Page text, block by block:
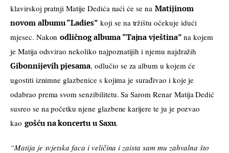
klavirskoj pratnji Matije Dedića naći će se na Matijinom
novom albumu “Ladies” koji se na tržištu očekuje idući
mjesec. Nakon odličnog albuma “Tajna vještina” na kojem
je Matija odsvirao nekoliko najpoznatijih i njemu najdražih
Gibonnijevih pjesama, odlučio se za album u kojem će
ugostiti iznimne glazbenice s kojima je surađivao i koje je
odabrao prema svom senzibilitetu. Sa Sarom Renar Matija Dedić
susreo se na početku njene glazbene karijere te ju je pozvao
kao gošću na koncertu u Saxu.
“Matija je svjetska faca i veličina i zaista sam mu zahvalna što